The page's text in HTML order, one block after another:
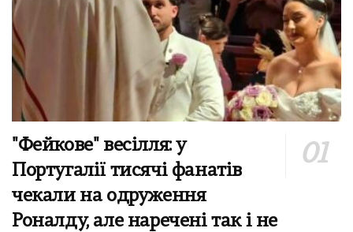
"Фейкове" весілля: у
Португалії тисячі фанатів
чекали на одруження
Роналду, але наречені так і не